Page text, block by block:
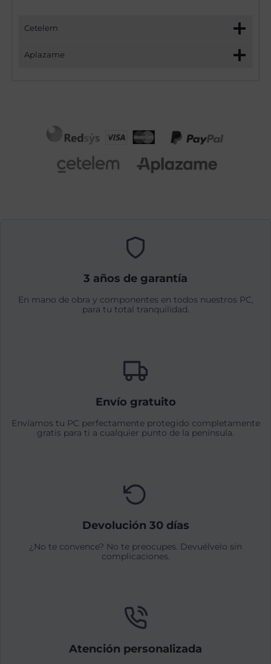
Cetelem
Aplazame
3 años de garantía
En mano de obra y componentes en todos nuestros PC,
para tu total tranquilidad.
Envío gratuito
Envíamos tu PC perfectamente protegido completamente
gratis para ti a cualquier punto de la península.
Devolución 30 días
¿No te convence? No te preocupes. Devuélvelo sin
complicaciones.
Atención personalizada